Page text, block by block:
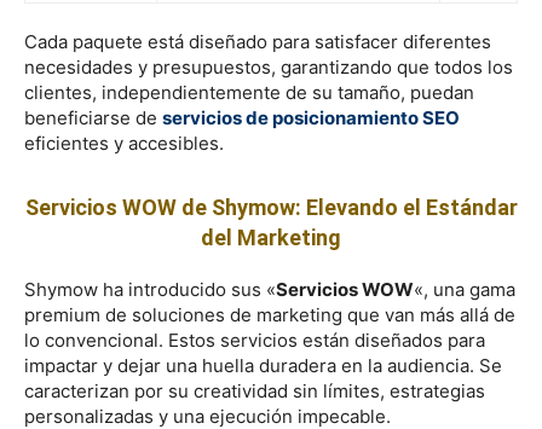
Cada paquete está diseñado para satisfacer diferentes
necesidades y presupuestos, garantizando que todos los
clientes, independientemente de su tamaño, puedan
beneficiarse de servicios de posicionamiento SEO
eficientes y accesibles.
Servicios WOW de Shymow: Elevando el Estándar
del Marketing
Shymow ha introducido sus «Servicios WOW«, una gama
premium de soluciones de marketing que van más allá de
lo convencional. Estos servicios están diseñados para
impactar y dejar una huella duradera en la audiencia. Se
caracterizan por su creatividad sin límites, estrategias
personalizadas y una ejecución impecable.